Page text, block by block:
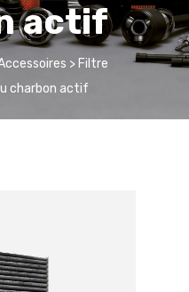
actif
> Filtre
charbon actif